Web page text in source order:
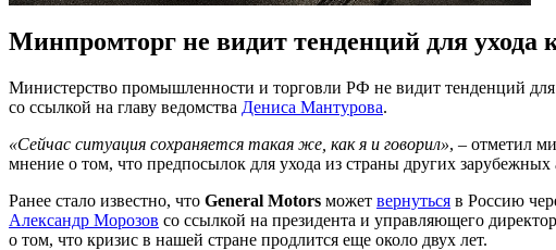
Минпромторг не видит тенденций для ухода
Министерство промышленности и торговли РФ не видит тенденций для
со ссылкой на главу ведомства Дениса Мантурова.
«Сейчас ситуация сохраняется такая же, как я и говорил», – отметил
мнение о том, что предпосылок для ухода из страны других зарубежных
Ранее стало известно, что General Motors может вернуться в Россию
Александр Морозов со ссылкой на президента и управляющего
о том, что кризис в нашей стране продлится еще около двух лет.